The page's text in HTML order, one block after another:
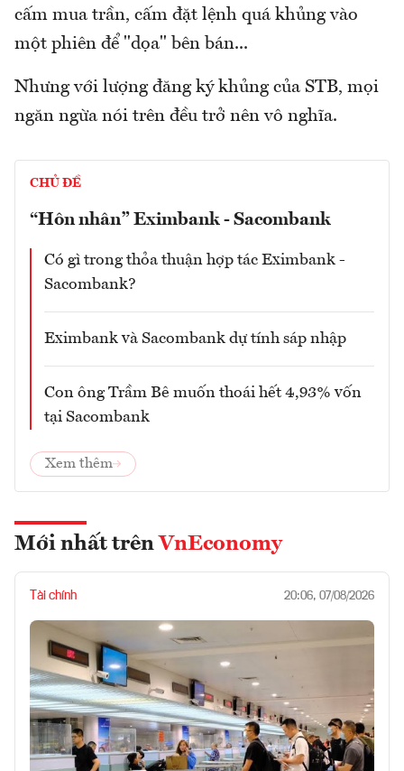
cấm mua trần, cấm đặt lệnh quá khủng vào
một phiên để "dọa" bên bán...
Nhưng với lượng đăng ký khủng của STB, mọi
ngăn ngừa nói trên đều trở nên vô nghĩa.
CHỦ ĐỀ
“Hôn nhân” Eximbank - Sacombank
Có gì trong thỏa thuận hợp tác Eximbank -
Sacombank?
Eximbank và Sacombank dự tính sáp nhập
Con ông Trầm Bê muốn thoái hết 4,93% vốn
tại Sacombank
Xem thêm
Mới nhất trên VnEconomy
Tài chính 20:06, 07/08/2026